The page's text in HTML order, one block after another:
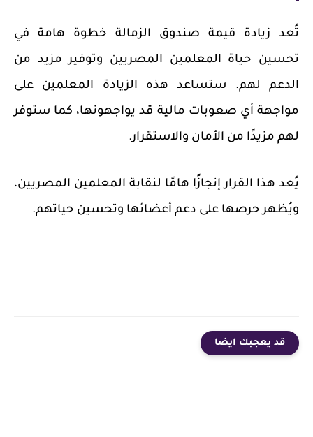
تُعد زيادة قيمة صندوق الزمالة خطوة هامة في
تحسين حياة المعلمين المصريين وتوفير مزيد من
الدعم لهم. ستساعد هذه الزيادة المعلمين على
مواجهة أي صعوبات مالية قد يواجهونها، كما ستوفر
لهم مزيدًا من الأمان والاستقرار.
يُعد هذا القرار إنجازًا هامًا لنقابة المعلمين المصريين،
ويُظهر حرصها على دعم أعضائها وتحسين حياتهم.
قد يعجبك ايضا